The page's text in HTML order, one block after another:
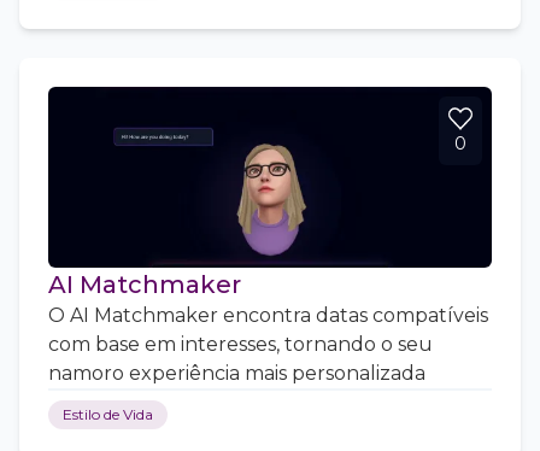
0
AI Matchmaker
O AI Matchmaker encontra datas compatíveis
com base em interesses, tornando o seu
namoro experiência mais personalizada
Estilo de Vida